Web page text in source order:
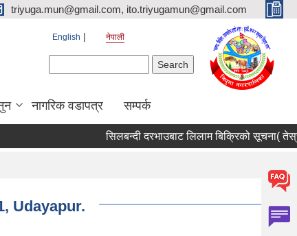
triyuga.mun@gmail.com, ito.triyugamun@gmail.com
English नेपाली
नागरिक वडापत्र सम्पर्क
सिलबन्दी दरभाउबाट लिलाम बिक्रिको सूचना(
Udayapur.